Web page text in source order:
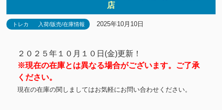
店
トレカ 入荷/販売/在庫情報 2025年10月10日
２０２５年１０月１０日(金)更新！
※現在の在庫とは異なる場合がございます。ご了承
ください。
現在の在庫の関しましてはお気軽にお問い合わせください。